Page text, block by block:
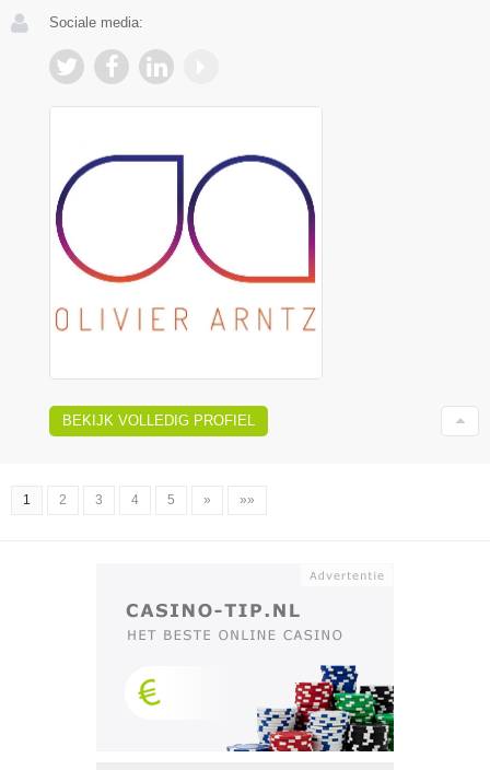
Sociale media:
BEKIJK VOLLEDIG PROFIEL
1 2 3 4 5 » »»